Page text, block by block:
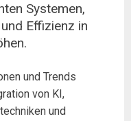
Systemen,
Effizienz in
und Trends
von KI,
und